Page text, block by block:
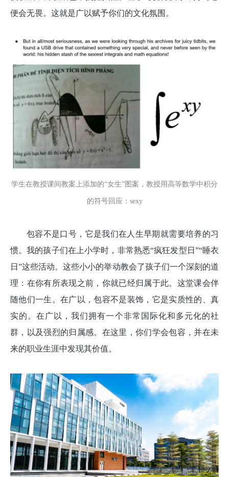
便会无畏。这就是广以赋予你们的文化氛围。
学生在教授课间教案上添加的“女生”图案，教授用高等数学中积分
的符号回应：sexy
包容不是口号，它是我们在人生早期就需要培养的习
惯。我的孩子们在上小学时，非常熟悉“疯狂发型日”“睡衣
日”这些活动。这些小小的举动教会了孩子们一个深刻的道
理：在你有所表现之前，你就已经归属于此。这堂课会伴
随他们一生。在广以，包容不是装饰，它是实质性的、真
实的。在广以，我们拥有一个非常国际化和多元化的社
群，以及强烈的归属感。在这里，你们学会包容，并在未
来的职业生涯中发现其价值。